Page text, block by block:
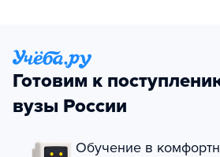
Готовим к
вузы России
Обучение в